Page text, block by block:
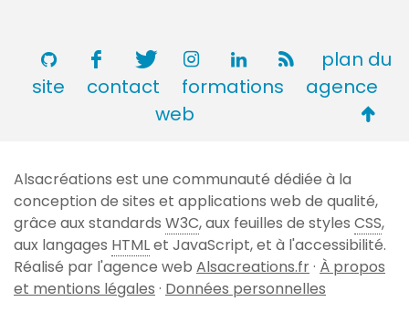
plan du
site
contact formations
agence
web
de
page
Alsacréations est une communauté dédiée à la
conception de sites et applications web de qualité,
grâce aux standards W3C, aux feuilles de styles CSS,
aux langages HTMLet JavaScript, et à l'accessibilité.
Réalisé par l'agence web Alsacreations.fr· À propos
et mentions légales · Données personnelles